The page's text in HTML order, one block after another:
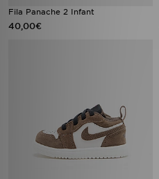
Fila Panache 2 Infant
40,00€